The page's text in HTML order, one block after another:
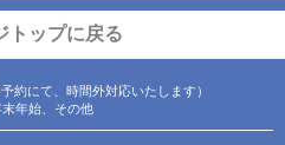
トップに戻る
約にて、時間外対応いたします）
末年始、その他